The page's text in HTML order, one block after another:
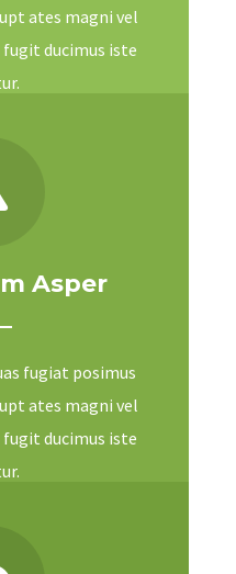
ates magni vel
ducimus iste
Asper
fugiat posimus
ates magni vel
ducimus iste